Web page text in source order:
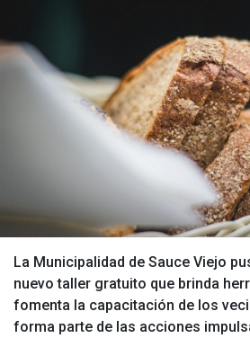
La Municipalidad de Sauce Viejo
nuevo taller gratuito que brinda
fomenta la capacitación de los
forma parte de las acciones